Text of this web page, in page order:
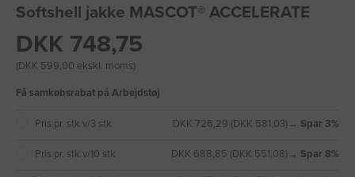
Softshell jakke MASCOT® ACCELERATE
DKK 748,75
(DKK 599,00 ekskl. moms)
Få samkøbsrabat på Arbejdstøj
Pris pr. stk v/3 stk DKK 726,29 (DKK 581,03) → Spar 3%
Pris pr. stk v/10 stk DKK 688,85 (DKK 551,08) → Spar 8%